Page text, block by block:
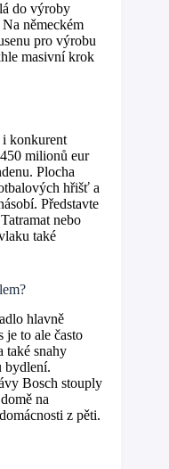
do výroby
německém
pro výrobu
masivní krok
konkurent
milionů eur
Plocha
hřišť a
Představte
nebo
také
hlavně
je to ale často
také snahy
bydlení.
Bosch stouply
na
z pěti.